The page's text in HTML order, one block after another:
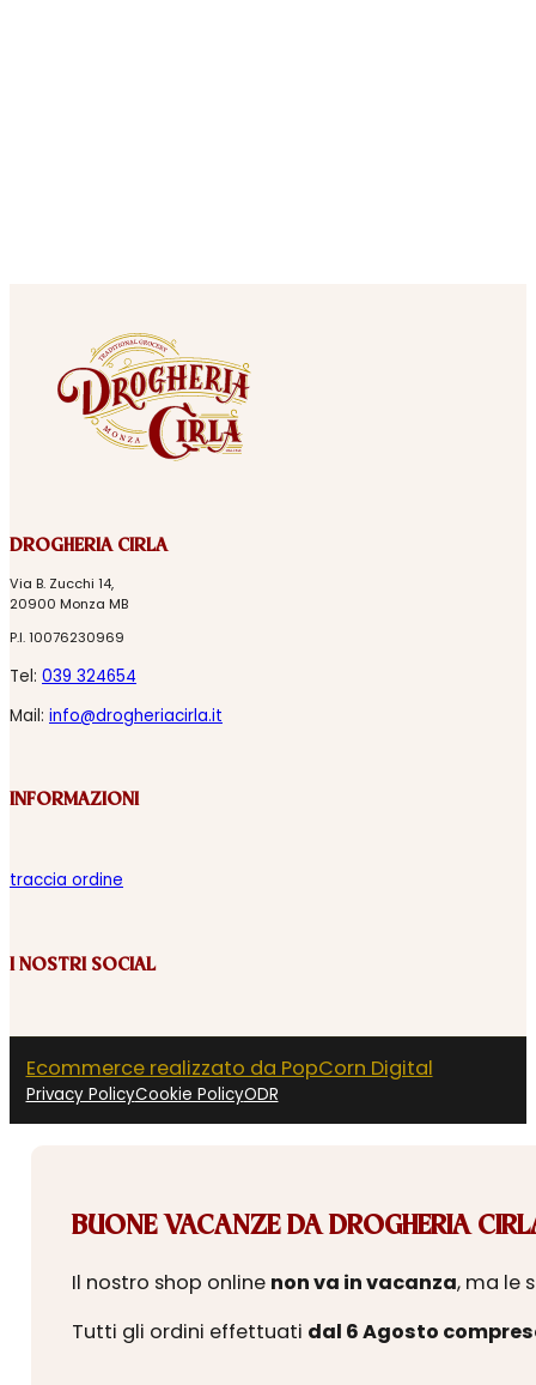
DROGHERIA CIRLA
Via B. Zucchi 14,
20900 Monza MB
P.I. 10076230969
Tel: 039 324654
Mail: info@drogheriacirla.it
INFORMAZIONI
traccia ordine
I NOSTRI SOCIAL
Ecommerce realizzato da PopCorn Digital
Privacy PolicyCookie PolicyODR
BUONE VACANZE DA DROGHERIA
Il nostro shop online non va in vacanza, ma le
Tutti gli ordini effettuati dal 6 Agosto